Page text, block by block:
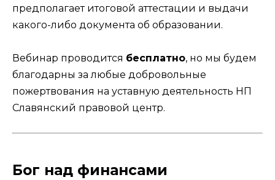
предполагает итоговой аттестации и выдачи
какого-либо документа об образовании.
Вебинар проводится бесплатно, но мы будем
благодарны за любые добровольные
пожертвования на уставную деятельность НП
Славянский правовой центр.
Бог над финансами